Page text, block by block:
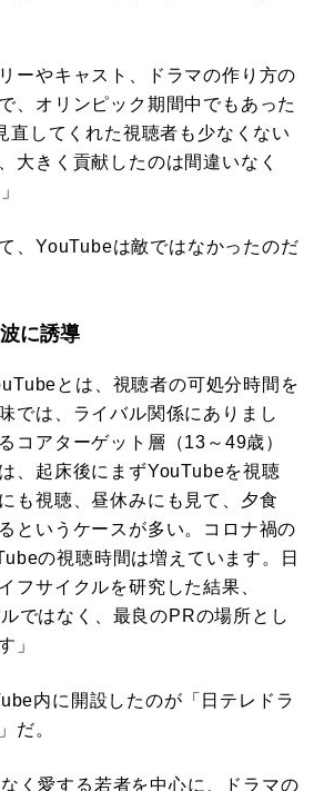
ーやキャスト、ドラマの作り方の
、オリンピック期間中でもあった
直してくれた視聴者も少なくない
大きく貢献したのは間違いなく
、YouTubeは敵ではなかったのだ
に誘導
とは、視聴者の可処分時間を
では、ライバル関係にありまし
コアターゲット層（13～49歳）
、起床後にまずYouTubeを視聴
も視聴、昼休みにも見て、夕食
というケースが多い。コロナ禍の
の視聴時間は増えています。日
フサイクルを研究した結果、
ではなく、最良のPRの場所とし
」
内に開設したのが「日テレドラ
だ。
く愛する若者を中心に、ドラマの